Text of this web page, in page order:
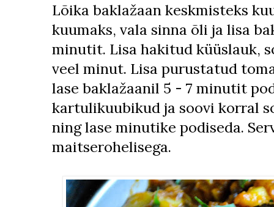
Lõika baklažaan keskmisteks
kuumaks, vala sinna õli ja lisa
minutit. Lisa hakitud küüslauk,
veel minut. Lisa purustatud
lase baklažaanil 5 - 7 minutit
kartulikuubikud ja soovi korral
ning lase minutike podiseda.
maitserohelisega.